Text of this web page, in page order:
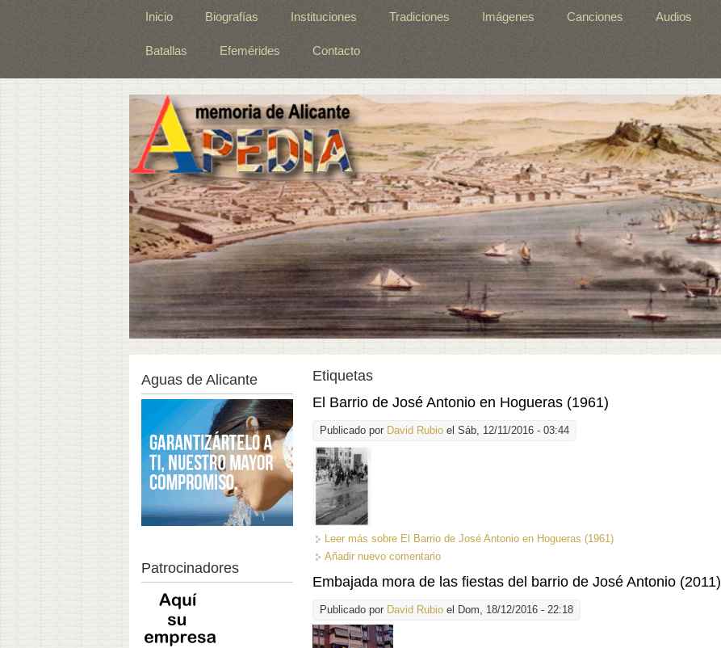
Inicio Biografías Instituciones Tradiciones Imágenes Canciones Audios
Batallas Efemérides Contacto
Etiquetas
El Barrio de José Antonio en Hogueras (1961)
Publicado por David Rubio el Sáb, 12/11/2016 - 03:44
Leer más sobre El Barrio de José Antonio en Hogueras (1961)
Añadir nuevo comentario
Embajada mora de las fiestas del barrio de José Antonio (2011)
Publicado por David Rubio el Dom, 18/12/2016 - 22:18
Aguas de Alicante
Patrocinadores